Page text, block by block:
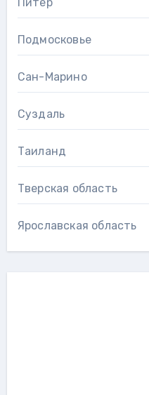
Подмосковье
Сан-Марино
Суздаль
Таиланд
Тверская область
Ярославская область